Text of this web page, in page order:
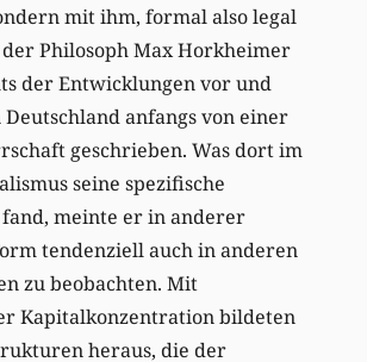
mit ihm, formal also legal
Philosoph Max Horkheimer
der Entwicklungen vor und
Deutschland anfangs von einer
geschrieben. Was dort im
seine spezifische
meinte er in anderer
tendenziell auch in anderen
zu beobachten. Mit
Kapitalkonzentration bildeten
heraus, die der